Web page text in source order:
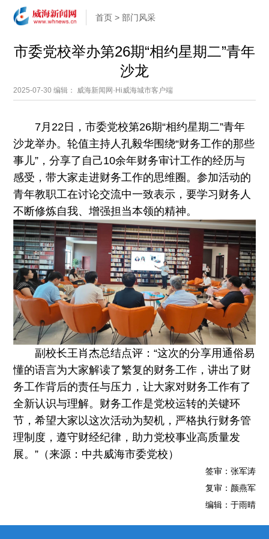
首页 >部门风采
市委党校举办第26期“相约星期二”青年
沙龙
2025-07-30编辑： 威海新闻网·Hi威海城市客户端
7月22日，市委党校第26期“相约星期二”青年
沙龙举办。轮值主持人孔毅华围绕“财务工作的那些
事儿”，分享了自己10余年财务审计工作的经历与
感受，带大家走进财务工作的思维圈。参加活动的
青年教职工在讨论交流中一致表示，要学习财务人
不断修炼自我、增强担当本领的精神。
副校长王肖杰总结点评：“这次的分享用通俗易
懂的语言为大家解读了繁复的财务工作，讲出了财
务工作背后的责任与压力，让大家对财务工作有了
全新认识与理解。财务工作是党校运转的关键环
节，希望大家以这次活动为契机，严格执行财务管
理制度，遵守财经纪律，助力党校事业高质量发
展。”（来源：中共威海市委党校）
签审：张军涛
复审：颜燕军
编辑：于雨晴